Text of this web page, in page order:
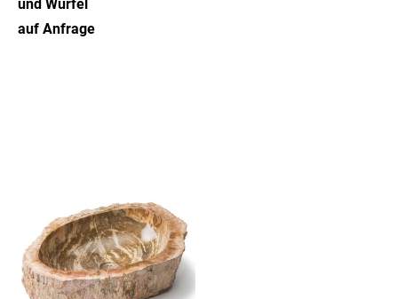
und Würfel
auf Anfrage